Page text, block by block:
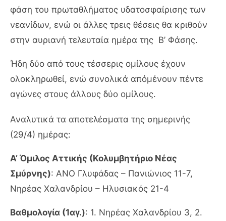
φάση του πρωταθλήματος υδατοσφαίρισης των
νεανίδων, ενώ οι άλλες τρεις θέσεις θα κριθούν
στην αυριανή τελευταία ημέρα της Β’ Φάσης.
Ήδη δύο από τους τέσσερις ομίλους έχουν
ολοκληρωθεί, ενώ συνολικά απόμένουν πέντε
αγώνες στους άλλους δύο ομίλους.
Αναλυτικά τα αποτελέσματα της σημερινής
(29/4) ημέρας:
Α’ Όμιλος Αττικής (Κολυμβητήριο Νέας
Σμύρνης): ΑΝΟ Γλυφάδας – Πανιώνιος 11-7,
Νηρέας Χαλανδρίου – Ηλυσιακός 21-4
Βαθμολογία (1αγ.): 1. Νηρέας Χαλανδρίου 3, 2.